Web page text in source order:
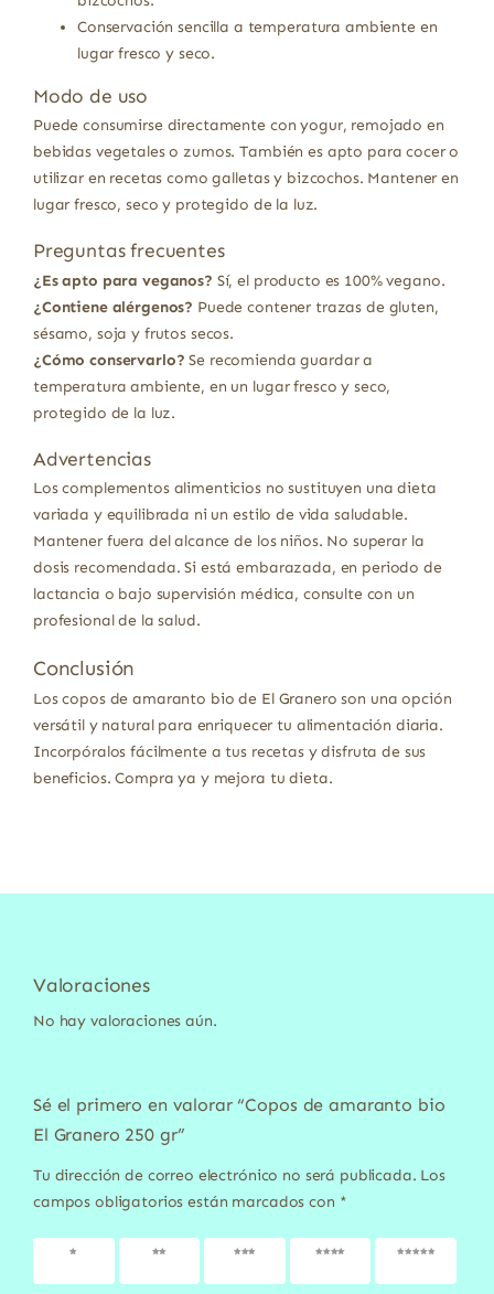
Conservación sencilla a temperatura ambiente en
lugar fresco y seco.
Modo de uso
Puede consumirse directamente con yogur, remojado en
bebidas vegetales o zumos. También es apto para cocer o
utilizar en recetas como galletas y bizcochos. Mantener en
lugar fresco, seco y protegido de la luz.
Preguntas frecuentes
¿Es apto para veganos? Sí, el producto es 100% vegano.
¿Contiene alérgenos? Puede contener trazas de gluten,
sésamo, soja y frutos secos.
¿Cómo conservarlo? Se recomienda guardar a
temperatura ambiente, en un lugar fresco y seco,
protegido de la luz.
Advertencias
Los complementos alimenticios no sustituyen una dieta
variada y equilibrada ni un estilo de vida saludable.
Mantener fuera del alcance de los niños. No superar la
dosis recomendada. Si está embarazada, en periodo de
lactancia o bajo supervisión médica, consulte con un
profesional de la salud.
Conclusión
Los copos de amaranto bio de El Granero son una opción
versátil y natural para enriquecer tu alimentación diaria.
Incorpóralos fácilmente a tus recetas y disfruta de sus
beneficios. Compra ya y mejora tu dieta.
Valoraciones
No hay valoraciones aún.
Sé el primero en valorar “Copos de amaranto bio
El Granero 250 gr”
Tu dirección de correo electrónico no será publicada. Los
campos obligatorios están marcados con *
1 de 5
2 de 5
3 de 5
4 de 5
5 de 5